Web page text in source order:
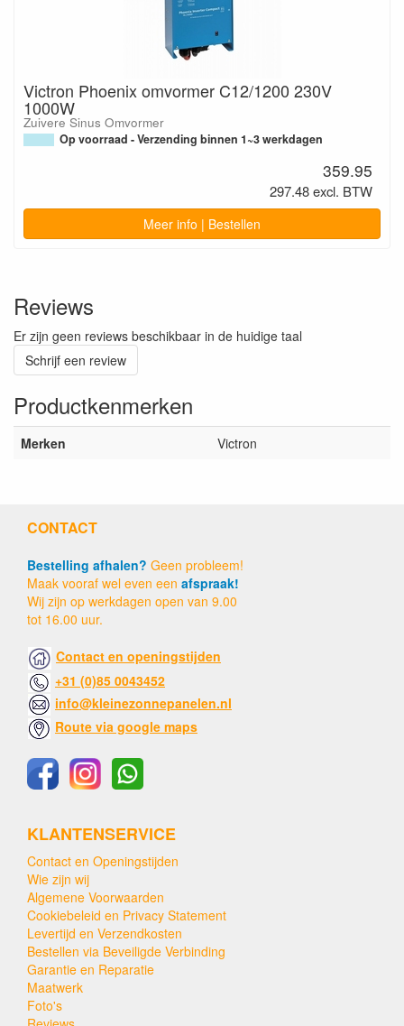
Victron Phoenix omvormer C12/1200 230V
1000W
Zuivere Sinus Omvormer
Op voorraad - Verzending binnen 1~3 werkdagen
359.95
297.48 excl. BTW
Meer info | Bestellen
Reviews
Er zijn geen reviews beschikbaar in de huidige taal
Schrijf een review
Productkenmerken
Merken Victron
CONTACT
Bestelling afhalen? Geen probleem!
Maak vooraf wel even een afspraak!
Wij zijn op werkdagen open van 9.00
tot 16.00 uur.
Contact en openingstijden
+31 (0)85 0043452
info@kleinezonnepanelen.nl
Route via google maps
KLANTENSERVICE
Contact en Openingstijden
Wie zijn wij
Algemene Voorwaarden
Cookiebeleid en Privacy Statement
Levertijd en Verzendkosten
Bestellen via Beveiligde Verbinding
Garantie en Reparatie
Maatwerk
Foto's